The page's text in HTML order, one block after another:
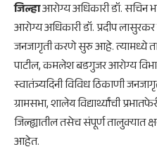
जिल्हाआरोग्य अधिकारी डॉ.
आरोग्य अधिकारी डॉ. प्रदीप लासुरकर
जनजागृती करणे सुरु आहे. त्यामध्ये
पाटील, कमलेश बडगुजर आरोग्य
स्वातंत्र्यदिनी विविध ठिकाणी
ग्रामसभा, शालेय विद्यार्थ्यांची
जिल्ह्यातील तसेच संपूर्ण तालुक्यात
आहेत.